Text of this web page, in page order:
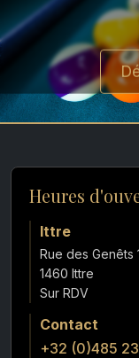
Heures
Ittre
Rue des Genêts
1460 Ittre
Contact
+32 (0)485 23